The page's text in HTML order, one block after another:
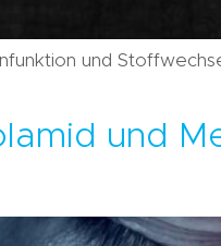
und
und